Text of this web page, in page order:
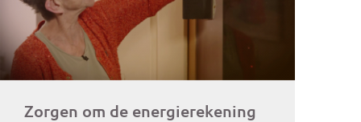
Zorgen om de energierekening